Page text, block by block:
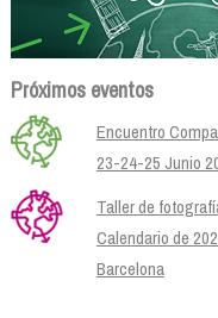
Próximos eventos
Encuentro
23-24-25 Junio
Taller de
Calendario de
Barcelona